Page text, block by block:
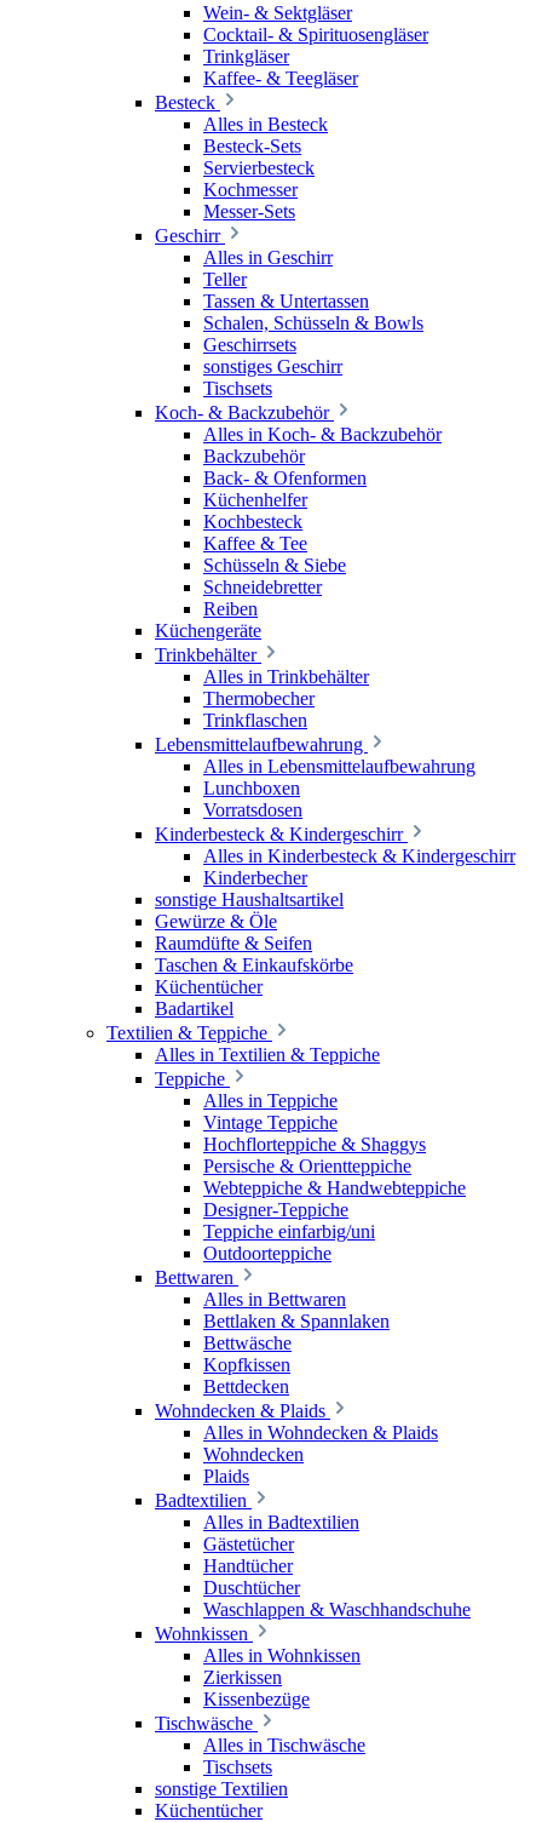
Wein- & Sektgläser
Cocktail- & Spirituosengläser
Trinkgläser
Kaffee- & Teegläser
Besteck
Alles in Besteck
Besteck-Sets
Servierbesteck
Kochmesser
Messer-Sets
Geschirr
Alles in Geschirr
Teller
Tassen & Untertassen
Schalen, Schüsseln & Bowls
Geschirrsets
sonstiges Geschirr
Tischsets
Koch- & Backzubehör
Alles in Koch- & Backzubehör
Backzubehör
Back- & Ofenformen
Küchenhelfer
Kochbesteck
Kaffee & Tee
Schüsseln & Siebe
Schneidebretter
Reiben
Küchengeräte
Trinkbehälter
Alles in Trinkbehälter
Thermobecher
Trinkflaschen
Lebensmittelaufbewahrung
Alles in Lebensmittelaufbewahrung
Lunchboxen
Vorratsdosen
Kinderbesteck & Kindergeschirr
Alles in Kinderbesteck & Kindergeschirr
Kinderbecher
sonstige Haushaltsartikel
Gewürze & Öle
Raumdüfte & Seifen
Taschen & Einkaufskörbe
Küchentücher
Badartikel
Textilien & Teppiche
Alles in Textilien & Teppiche
Teppiche
Alles in Teppiche
Vintage Teppiche
Hochflorteppiche & Shaggys
Persische & Orientteppiche
Webteppiche & Handwebteppiche
Designer-Teppiche
Teppiche einfarbig/uni
Outdoorteppiche
Bettwaren
Alles in Bettwaren
Bettlaken & Spannlaken
Bettwäsche
Kopfkissen
Bettdecken
Wohndecken & Plaids
Alles in Wohndecken & Plaids
Wohndecken
Plaids
Badtextilien
Alles in Badtextilien
Gästetücher
Handtücher
Duschtücher
Waschlappen & Waschhandschuhe
Wohnkissen
Alles in Wohnkissen
Zierkissen
Kissenbezüge
Tischwäsche
Alles in Tischwäsche
Tischsets
sonstige Textilien
Küchentücher